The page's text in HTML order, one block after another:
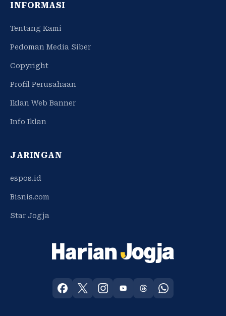
INFORMASI
Tentang Kami
Pedoman Media Siber
Copyright
Profil Perusahaan
Iklan Web Banner
Info Iklan
JARINGAN
espos.id
Bisnis.com
Star Jogja